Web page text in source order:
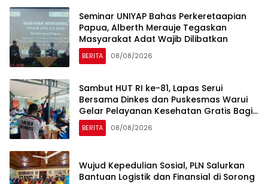
Seminar UNIYAP Bahas Perkeretaapian
Papua, Alberth Merauje Tegaskan
Masyarakat Adat Wajib Dilibatkan
BERITA 08/08/2026
Sambut HUT RI ke-81, Lapas Serui
Bersama Dinkes dan Puskesmas Warui
Gelar Pelayanan Kesehatan Gratis Bagi
WBP dan Warga Sekitar
BERITA 08/08/2026
Wujud Kepedulian Sosial, PLN Salurkan
Bantuan Logistik dan Finansial di Sorong